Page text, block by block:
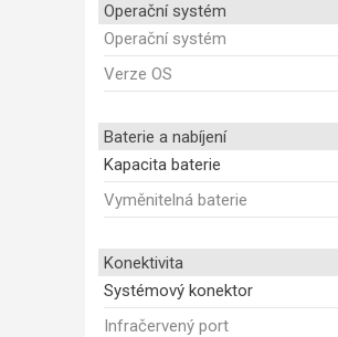
Operační systém
Operační systém
Verze OS
Baterie a nabíjení
Kapacita baterie
Vyměnitelná baterie
Konektivita
Systémový konektor
Infračervený port